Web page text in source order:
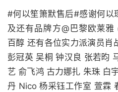
#何以笙箫默售后#感谢何以
及还有品牌方@巴黎欧莱雅
百醇 还有各位实力派演员肖
彭冠英 吴桐 钟汉良 张若昀
艺 俞飞鸿 古力娜扎 朱珠 白
丹 Nico 杨采钰工作室 萱霖